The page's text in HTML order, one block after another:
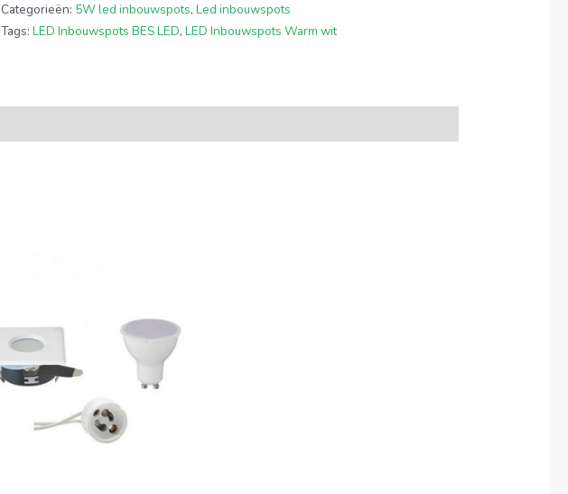
Categorieën: 5W led inbouwspots,Led inbouwspots
Tags:LED Inbouwspots BES LED,LED Inbouwspots Warm wit